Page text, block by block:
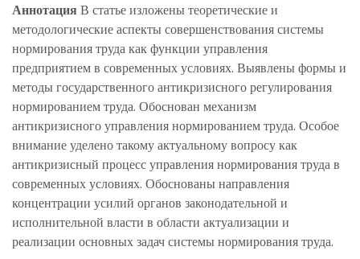
Аннотация В статье изложены теоретические и
методологические аспекты совершенствования системы
нормирования труда как функции управления
предприятием в современных условиях. Выявлены формы и
методы государственного антикризисного регулирования
нормированием труда. Обоснован механизм
антикризисного управления нормированием труда. Особое
внимание уделено такому актуальному вопросу как
антикризисный процесс управления нормирования труда в
современных условиях. Обоснованы направления
концентрации усилий органов законодательной и
исполнительной власти в области актуализации и
реализации основных задач системы нормирования труда.